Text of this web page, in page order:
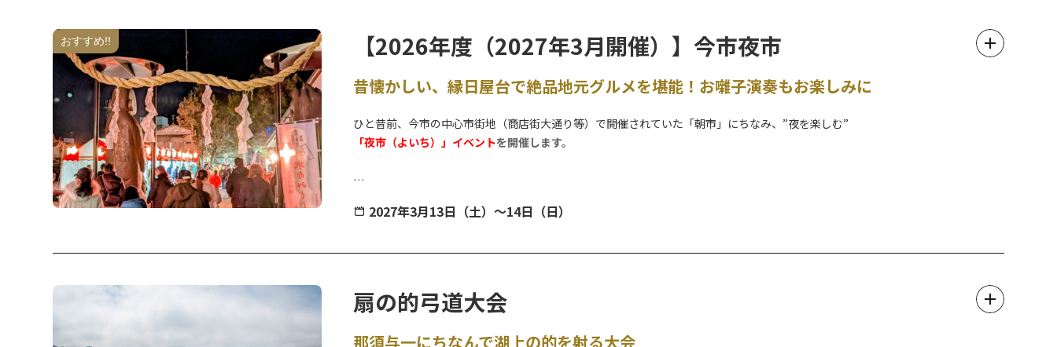
おすすめ!! 【2026年度（2027年3月開催）】今市夜市
昔懐かしい、縁日屋台で絶品地元グルメを堪能！お囃子演奏もお楽しみに
ひと昔前、今市の中心市街地（商店街大通り等）で開催されていた「朝市」にちなみ、”夜を楽しむ”
「夜市（よいち）」イベントを開催します。
歴史ある神社の境内が提灯などの温かな灯りで照らされ、レトロ感満載！
【”今市（いまいち）”の名前の由来と『食』について】
日光市にある今市エリアは、四街道が交わることで人と同時に、『食』や『物』が集まった場所です。
2027年3月13日（土）～14日（日）
扇の的弓道大会
那須与一にちなんで湖上の的を射る大会